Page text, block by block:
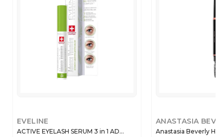
EVELINE
ACTIVE EYELASH SERUM 3 in 1 AD...
ANASTASIA
Anastasia Beverly